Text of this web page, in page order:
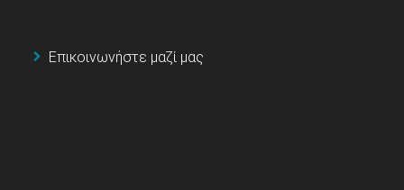
Επικοινωνήστε μαζί μας